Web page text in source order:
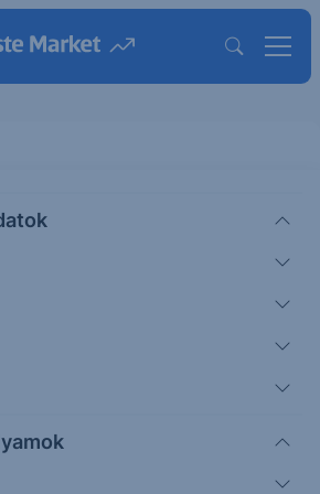
kínai szolgáltatóipari
index augusztusban 53